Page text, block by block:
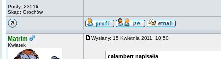
Posty: 23516
Skąd: Grochów
Matrim
Kwiatek
Wysłany: 15 Kwietnia 2011, 10:50
dalambert napisał/a